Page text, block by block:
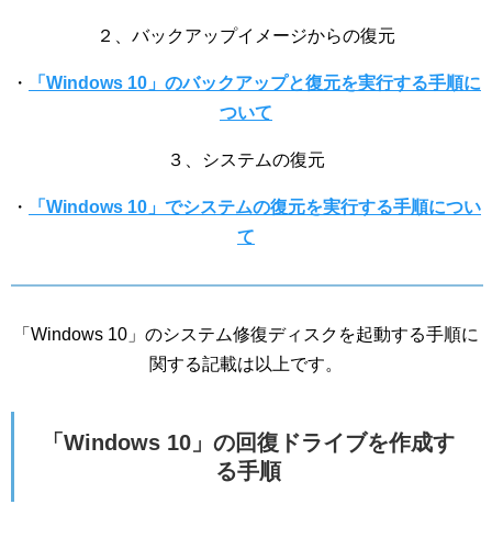
２、バックアップイメージからの復元
・
「Windows 10」のバックアップと復元を実行する手順に
ついて
３、システムの復元
・
「Windows 10」でシステムの復元を実行する手順につい
て
「Windows 10」のシステム修復ディスクを起動する手順に
関する記載は以上です。
「Windows 10」の回復ドライブを作成す
る手順